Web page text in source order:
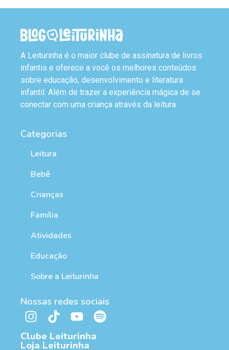
A Leiturinha é o maior clube de assinatura de livros
infantis e oferece a você os melhores conteúdos
sobre educação, desenvolvimento e literatura
infantil. Além de trazer a experiência mágica de se
conectar com uma criança através da leitura.
Categorias
Leitura
Bebê
Crianças
Família
Atividades
Educação
Sobre a Leiturinha
Nossas redes sociais
Clube Leiturinha
Loja Leiturinha